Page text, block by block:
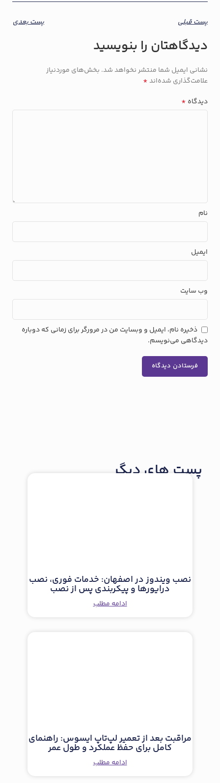
پست قبلی پست بعدی
دیدگاهتان را بنویسید
نشانی ایمیل شما منتشر نخواهد شد. بخش‌های موردنیاز
علامت‌گذاری شده‌اند*
دیدگاه *
نام
ایمیل
وب‌ سایت
ذخیره نام، ایمیل و وبسایت من در مرورگر برای زمانی که دوباره
دیدگاهی می‌نویسم.
پست های دیگر
نصب ویندوز در اصفهان: خدمات فوری، نصب
درایورها و پیکربندی پس از نصب
ادامه مطلب
مراقبت بعد از تعمیر لپ‌تاپ ایسوس: راهنمای
کامل برای حفظ عملکرد و طول عمر
ادامه مطلب